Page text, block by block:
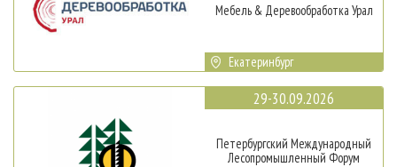
Мебель & Деревообработка Урал
Екатеринбург
29-30.09.2026
Петербургский Международный
Лесопромышленный Форум